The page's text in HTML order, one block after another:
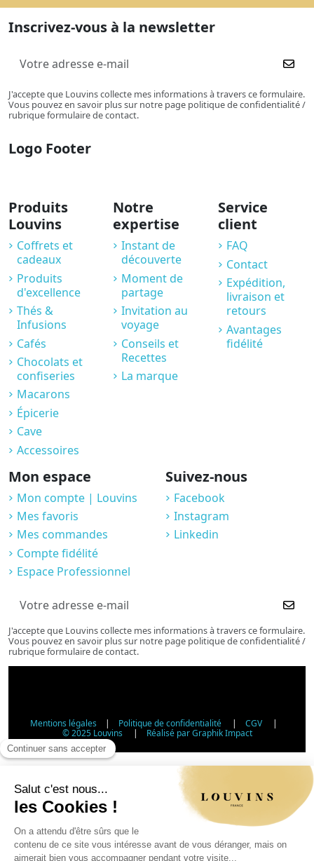
Inscrivez-vous à la newsletter
J'accepte que Louvins collecte mes informations à travers ce formulaire.
Vous pouvez en savoir plus sur notre page politique de confidentialité /
rubrique formulaire de contact.
Logo Footer
Produits
Louvins
Coffrets et
cadeaux
Produits
d'excellence
Thés &
Infusions
Cafés
Chocolats et
confiseries
Macarons
Épicerie
Cave
Accessoires
Notre
expertise
Instant de
découverte
Moment de
partage
Invitation au
voyage
Conseils et
Recettes
La marque
Service
client
FAQ
Contact
Expédition,
livraison et
retours
Avantages
fidélité
Mon espace
Mon compte | Louvins
Mes favoris
Mes commandes
Compte fidélité
Espace Professionnel
Suivez-nous
Facebook
Instagram
Linkedin
J'accepte que Louvins collecte mes informations à travers ce formulaire.
Vous pouvez en savoir plus sur notre page politique de confidentialité /
rubrique formulaire de contact.
Mentions légales | Politique de confidentialité | CGV |
© 2025 Louvins | Réalisé par Graphik Impact
Vérification d'âge - Vente d'alcool
Conformément à l'article L3342-1 du Code de la santé
publique, la vente d'alcool est interdite aux mineurs de
moins de 18 ans. Veuillez confirmer votre âge.
Article L3342-1 du Code de la santé publique : la vente